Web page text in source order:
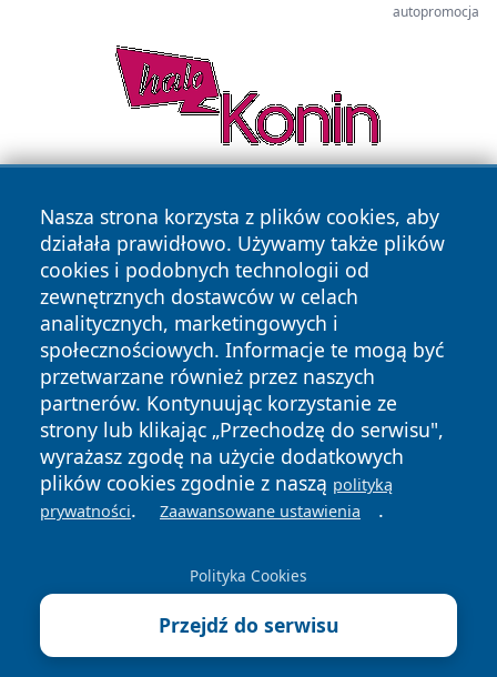
autopromocja
Nasza strona korzysta z plików cookies, aby
działała prawidłowo. Używamy także plików
cookies i podobnych technologii od
zewnętrznych dostawców w celach
analitycznych, marketingowych i
społecznościowych. Informacje te mogą być
przetwarzane również przez naszych
partnerów. Kontynuując korzystanie ze
strony lub klikając „Przechodzę do serwisu",
wyrażasz zgodę na użycie dodatkowych
plików cookies zgodnie z naszą polityką
prywatności. Zaawansowane ustawienia .
Polityka Cookies
Przejdź do serwisu
Copyright © 2026 wostrowcu.pl Wszystkie prawa zastrzeżone.
News Autorzy
Polityka
Prywatności
Polityka
Cookies